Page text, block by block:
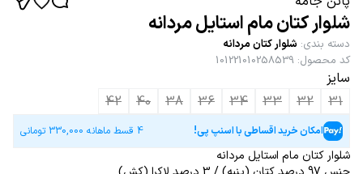
شلوار کتان مام استایل مردانه
دسته بندی: شلوار کتان مردانه
کد محصول:
101221010258539
سایز
31
32
33
34
36
38
40
42
امکان خرید اقساطی با اسنپ پی! 4 قسط ماهانه 330,000 تومانی
شلوار کتان مام استایل مردانه